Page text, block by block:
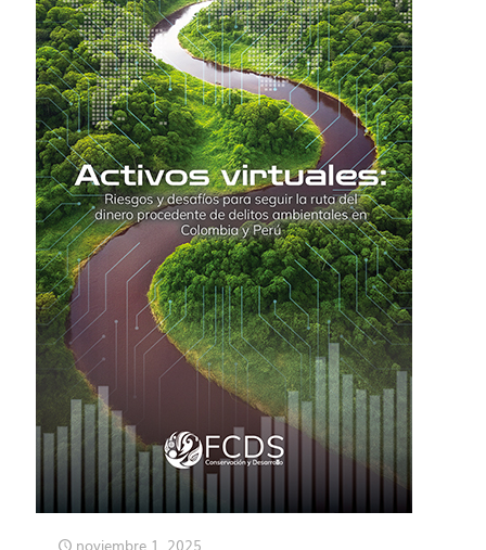
noviembre 1, 2025